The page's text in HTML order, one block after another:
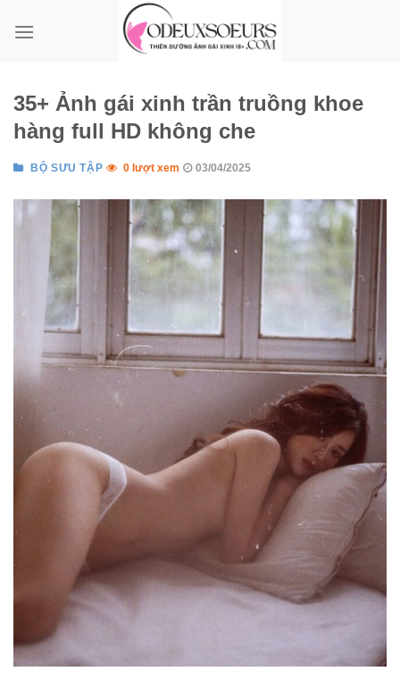
qua
35+ Ảnh gái xinh trần truồng khoe
hàng full HD không che
BỘ SƯU TẬP 0 lượt xem 03/04/2025